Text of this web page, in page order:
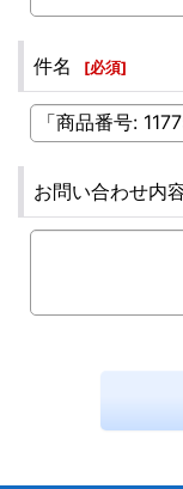
件名 [必須]
お問い合わせ内